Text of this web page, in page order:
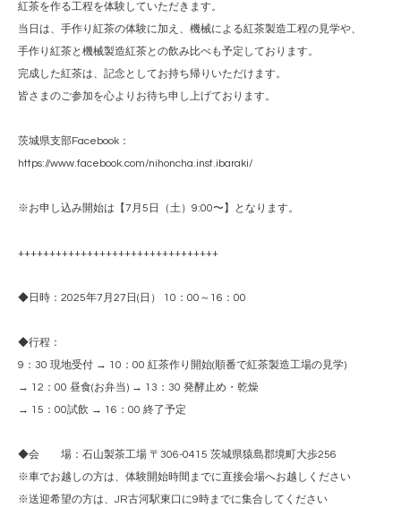
紅茶を作る工程を体験していただきます。
当日は、手作り紅茶の体験に加え、機械による紅茶製造工程の見学や、
手作り紅茶と機械製造紅茶との飲み比べも予定しております。
完成した紅茶は、記念としてお持ち帰りいただけます。
皆さまのご参加を心よりお待ち申し上げております。
茨城県支部Facebook：
https://www.facebook.com/nihoncha.inst.ibaraki/
※お申し込み開始は【7月5日（土）9:00〜】となります。
++++++++++++++++++++++++++++++++
◆日時：2025年7月27日(日） 10：00～16：00
◆行程：
9：30 現地受付 → 10：00 紅茶作り開始(順番で紅茶製造工場の見学)
→ 12：00 昼食(お弁当) → 13：30 発酵止め・乾燥
→ 15：00試飲 → 16：00 終了予定
◆会 場：石山製茶工場 〒306-0415 茨城県猿島郡境町大歩256
※車でお越しの方は、体験開始時間までに直接会場へお越しください
※送迎希望の方は、JR古河駅東口に9時までに集合してください